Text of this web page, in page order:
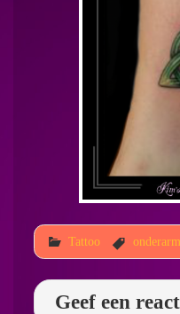
Tattoo onderarm
Geef een